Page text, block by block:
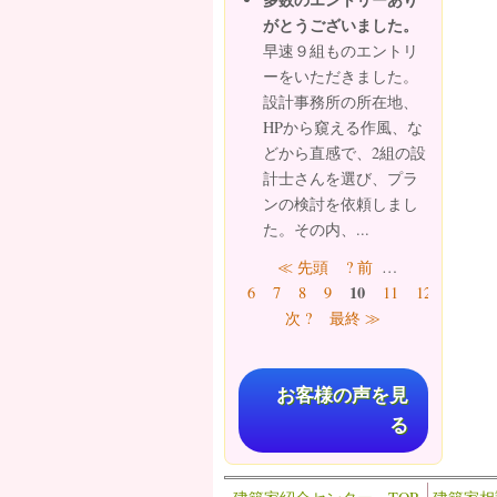
がとうございました。
早速９組ものエントリ
ーをいただきました。
設計事務所の所在地、
HPから窺える作風、な
どから直感で、2組の設
計士さんを選び、プラ
ンの検討を依頼しまし
た。その内、...
ページ≪ 先頭 ? 前 …
6
7 8 9 10 11 12
次 ?
最終 ≫
お客様の声を見
る